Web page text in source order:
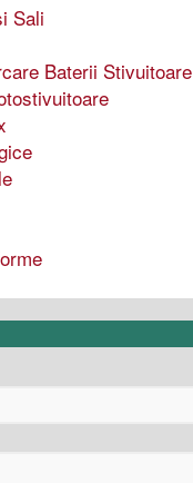
Sali
Baterii Stivuitoare